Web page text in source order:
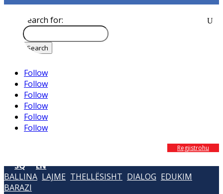
Search for:
Follow
Follow
Follow
Follow
Follow
Follow
SQ EN
Regjistrohu
BALLINA LAJME THELLËSISHT DIALOG EDUKIM
BARAZI